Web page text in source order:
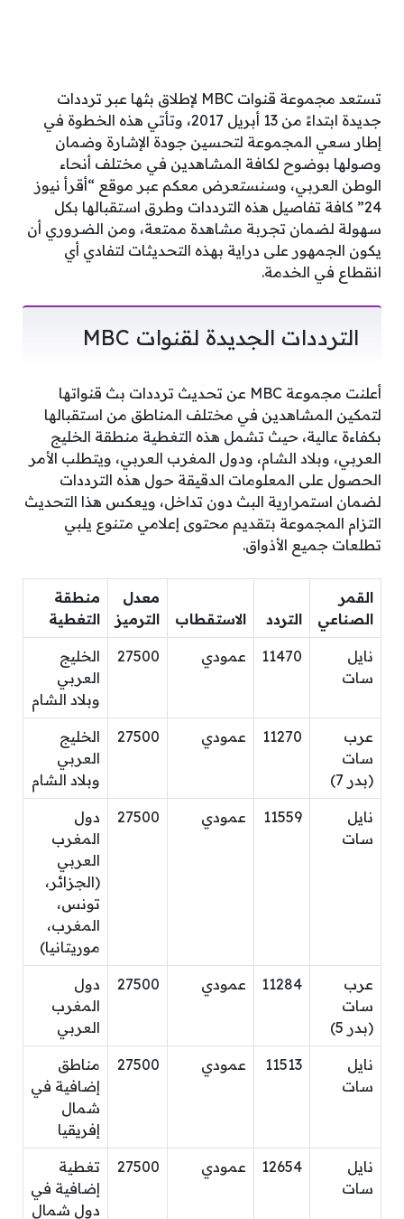
تستعد مجموعة قنوات MBC لإطلاق بثها عبر ترددات
جديدة ابتداءً من 13 أبريل 2017، وتأتي هذه الخطوة في
إطار سعي المجموعة لتحسين جودة الإشارة وضمان
وصولها بوضوح لكافة المشاهدين في مختلف أنحاء
الوطن العربي، وسنستعرض معكم عبر موقع “أقرأ نيوز
24” كافة تفاصيل هذه الترددات وطرق استقبالها بكل
سهولة لضمان تجربة مشاهدة ممتعة، ومن الضروري أن
يكون الجمهور على دراية بهذه التحديثات لتفادي أي
انقطاع في الخدمة.
الترددات الجديدة لقنوات MBC
أعلنت مجموعة MBC عن تحديث ترددات بث قنواتها
لتمكين المشاهدين في مختلف المناطق من استقبالها
بكفاءة عالية، حيث تشمل هذه التغطية منطقة الخليج
العربي، وبلاد الشام، ودول المغرب العربي، ويتطلب الأمر
الحصول على المعلومات الدقيقة حول هذه الترددات
لضمان استمرارية البث دون تداخل، ويعكس هذا التحديث
التزام المجموعة بتقديم محتوى إعلامي متنوع يلبي
تطلعات جميع الأذواق.
القمر
الصناعي
التردد الاستقطاب
معدل
الترميز
منطقة
التغطية
نايل
سات
11470 عمودي 27500
الخليج
العربي
وبلاد الشام
عرب
سات
(بدر 7)
11270 عمودي 27500
الخليج
العربي
وبلاد الشام
نايل
سات
11559 عمودي 27500
دول
المغرب
العربي
(الجزائر،
تونس،
المغرب،
موريتانيا)
عرب
سات
(بدر 5)
11284 عمودي 27500
دول
المغرب
العربي
نايل
سات
11513 عمودي 27500
مناطق
إضافية في
شمال
إفريقيا
نايل
سات
12654 عمودي 27500
تغطية
إضافية في
دول شمال